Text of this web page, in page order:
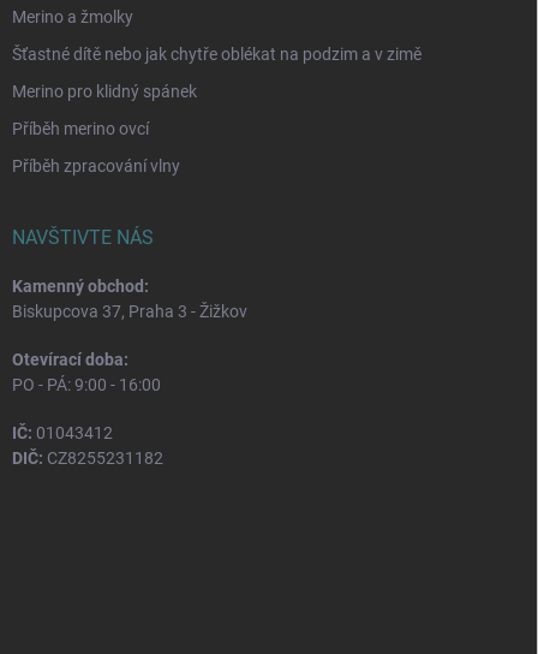
Merino a žmolky
Šťastné dítě nebo jak chytře oblékat na podzim a v zimě
Merino pro klidný spánek
Příběh merino ovcí
Příběh zpracování vlny
NAVŠTIVTE NÁS
Kamenný obchod:
Biskupcova 37, Praha 3 - Žižkov
Otevírací doba:
PO - PÁ: 9:00 - 16:00
IČ: 01043412
DIČ: CZ8255231182